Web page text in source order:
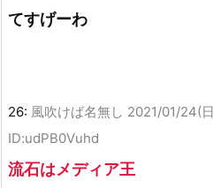
てすげーわ
26: 風吹けば名無し 2021/01/24(
ID:udPB0Vuhd
流石はメディア王